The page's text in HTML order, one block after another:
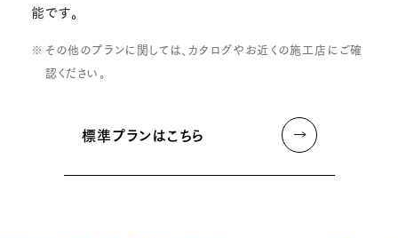
能です。
その他のプランに関しては、カタログやお近くの施工店にご確
認ください。
標準プランはこちら